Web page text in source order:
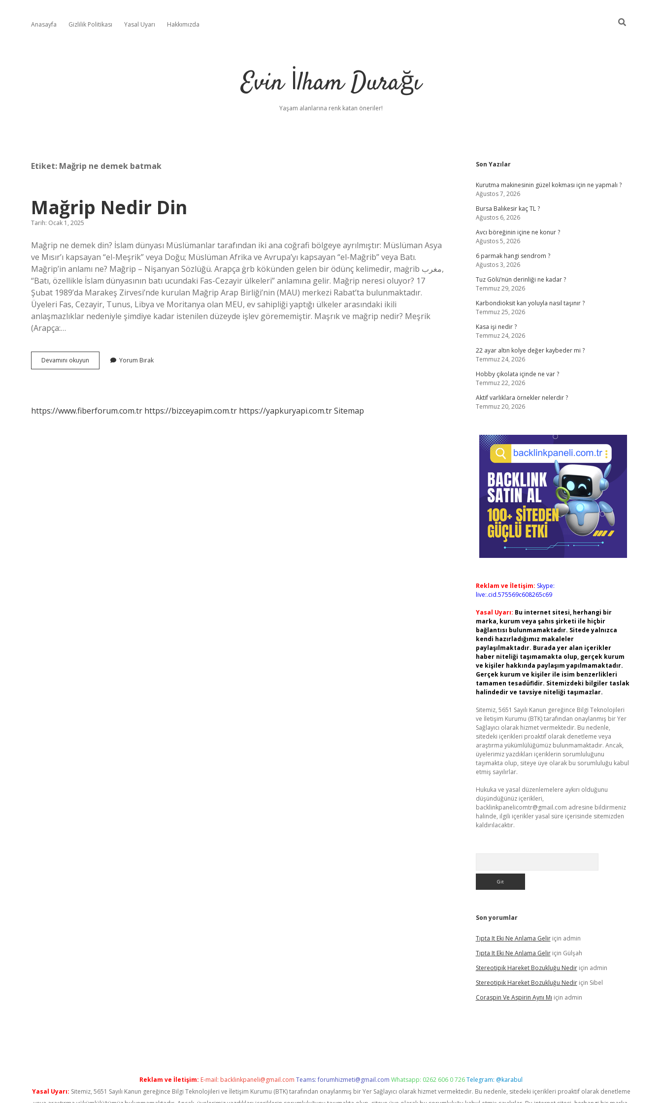
Anasayfa Gizlilik Politikası Yasal Uyarı Hakkımızda
Evin İlham Durağı
Yaşam alanlarına renk katan öneriler!
Etiket: Mağrip ne demek batmak
Mağrip Nedir Din
Tarih: Ocak 1, 2025
Mağrip ne demek din? İslam dünyası Müslümanlar tarafından iki ana coğrafi bölgeye ayrılmıştır: Müslüman Asya
ve Mısır’ı kapsayan “el-Meşrik” veya Doğu; Müslüman Afrika ve Avrupa’yı kapsayan “el-Mağrib” veya Batı.
Mağrip’in anlamı ne? Mağrip – Nişanyan Sözlüğü. Arapça ġrb kökünden gelen bir ödünç kelimedir, maġrib مغرب,
“Batı, özellikle İslam dünyasının batı ucundaki Fas-Cezayir ülkeleri” anlamına gelir. Mağrip neresi oluyor? 17
Şubat 1989’da Marakeş Zirvesi’nde kurulan Mağrip Arap Birliği’nin (MAU) merkezi Rabat’ta bulunmaktadır.
Üyeleri Fas, Cezayir, Tunus, Libya ve Moritanya olan MEU, ev sahipliği yaptığı ülkeler arasındaki ikili
anlaşmazlıklar nedeniyle şimdiye kadar istenilen düzeyde işlev görememiştir. Maşrık ve mağrip nedir? Meşrik
(Arapça:…
Devamını okuyun
Nedir
Yorum Bırak
https://www.fiberforum.com.tr https://bizceyapim.com.tr https://yapkuryapi.com.trSitemap
Sidebar
Son Yazılar
Kurutma makinesinin güzel kokması için ne yapmalı ?
Ağustos 7, 2026
Bursa Balıkesir kaç TL ?
Ağustos 6, 2026
Avcı böreğinin içine ne konur ?
Ağustos 5, 2026
6 parmak hangi sendrom ?
Ağustos 3, 2026
Tuz Gölü’nün derinliği ne kadar ?
Temmuz 29, 2026
Karbondioksit kan yoluyla nasıl taşınır ?
Temmuz 25, 2026
Kasa işi nedir ?
Temmuz 24, 2026
22 ayar altın kolye değer kaybeder mi ?
Temmuz 24, 2026
Hobby çikolata içinde ne var ?
Temmuz 22, 2026
Aktif varlıklara örnekler nelerdir ?
Temmuz 20, 2026
Reklam ve İletişim: Skype:
live:.cid.575569c608265c69
Yasal Uyarı: Bu internet sitesi, herhangi bir
marka, kurum veya şahıs şirketi ile hiçbir
bağlantısı bulunmamaktadır. Sitede yalnızca
kendi hazırladığımız makaleler
paylaşılmaktadır. Burada yer alan içerikler
haber niteliği taşımamakta olup, gerçek kurum
ve kişiler hakkında paylaşım yapılmamaktadır.
Gerçek kurum ve kişiler ile isim benzerlikleri
tamamen tesadüfidir. Sitemizdeki bilgiler taslak
halindedir ve tavsiye niteliği taşımazlar.
Sitemiz, 5651 Sayılı Kanun gereğince Bilgi Teknolojileri
ve İletişim Kurumu (BTK) tarafından onaylanmış bir Yer
Sağlayıcı olarak hizmet vermektedir. Bu nedenle,
sitedeki içerikleri proaktif olarak denetleme veya
araştırma yükümlülüğümüz bulunmamaktadır. Ancak,
üyelerimiz yazdıkları içeriklerin sorumluluğunu
taşımakta olup, siteye üye olarak bu sorumluluğu kabul
etmiş sayılırlar.
Hukuka ve yasal düzenlemelere aykırı olduğunu
düşündüğünüz içerikleri,
backlinkpanelicomtr@gmail.com adresine bildirmeniz
halinde, ilgili içerikler yasal süre içerisinde sitemizden
kaldırılacaktır.
Son yorumlar
Tıpta It Eki Ne Anlama Geliriçin admin
Tıpta It Eki Ne Anlama Geliriçin Gülşah
Stereotipik Hareket Bozukluğu Nediriçin admin
Stereotipik Hareket Bozukluğu Nediriçin Sibel
Coraspin Ve Aspirin Aynı Mı için admin
Reklam ve İletişim: E-mail: backlinkpaneli@gmail.com Teams:forumhizmeti@gmail.com Whatsapp: 0262 606 0 726Telegram: @karabul
Yasal Uyarı: Sitemiz, 5651 Sayılı Kanun gereğince Bilgi Teknolojileri ve İletişim Kurumu (BTK) tarafından onaylanmış bir Yer Sağlayıcı olarak hizmet vermektedir. Bu nedenle, sitedeki içerikleri proaktif olarak denetleme